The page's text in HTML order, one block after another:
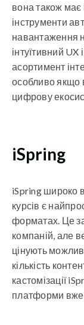
вона також має
інструменти
навантаження
інтуїтивний UX
асортимент
особливо якщо
цифрову
iSpring
iSpring широко
курсів є
форматах. Це
компаній, але
цінують
кількість
кастомізації
платформи вже